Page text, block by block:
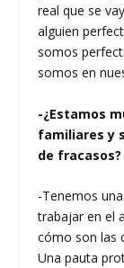
real que se
alguien
somos
somos en
-¿Estamos
familiares y
de fracasos?
-Tenemos
trabajar en el
cómo son las
Una pauta